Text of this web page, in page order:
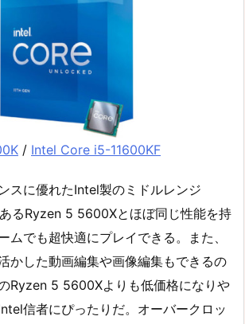
/ Intel Core i5-11600KF
スに優れたIntel製のミドルレンジ
るRyzen 5 5600Xとほぼ同じ性能を持
ムでも超快適にプレイできる。また、
かした動画編集や画像編集もできるの
Ryzen 5 5600Xよりも低価格になりや
信者にぴったりだ。オーバークロッ